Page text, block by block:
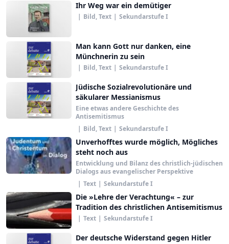
Ihr Weg war ein demütiger
| Bild, Text | Sekundarstufe I
Man kann Gott nur danken, eine
Münchnerin zu sein
| Bild, Text | Sekundarstufe I
Jüdische Sozialrevolutionäre und
säkularer Messianismus
Eine etwas andere Geschichte des
Antisemitismus
| Bild, Text | Sekundarstufe I
Unverhofftes wurde möglich, Mögliches
steht noch aus
Entwicklung und Bilanz des christlich-jüdischen
Dialogs aus evangelischer Perspektive
| Text | Sekundarstufe I
Die »Lehre der Verachtung« – zur
Tradition des christlichen Antisemitismus
| Text | Sekundarstufe I
Der deutsche Widerstand gegen Hitler